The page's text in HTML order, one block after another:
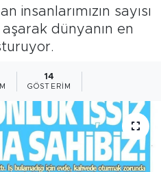
insanlarımızın sayısı
dünyanın en
14
GÖSTERIM